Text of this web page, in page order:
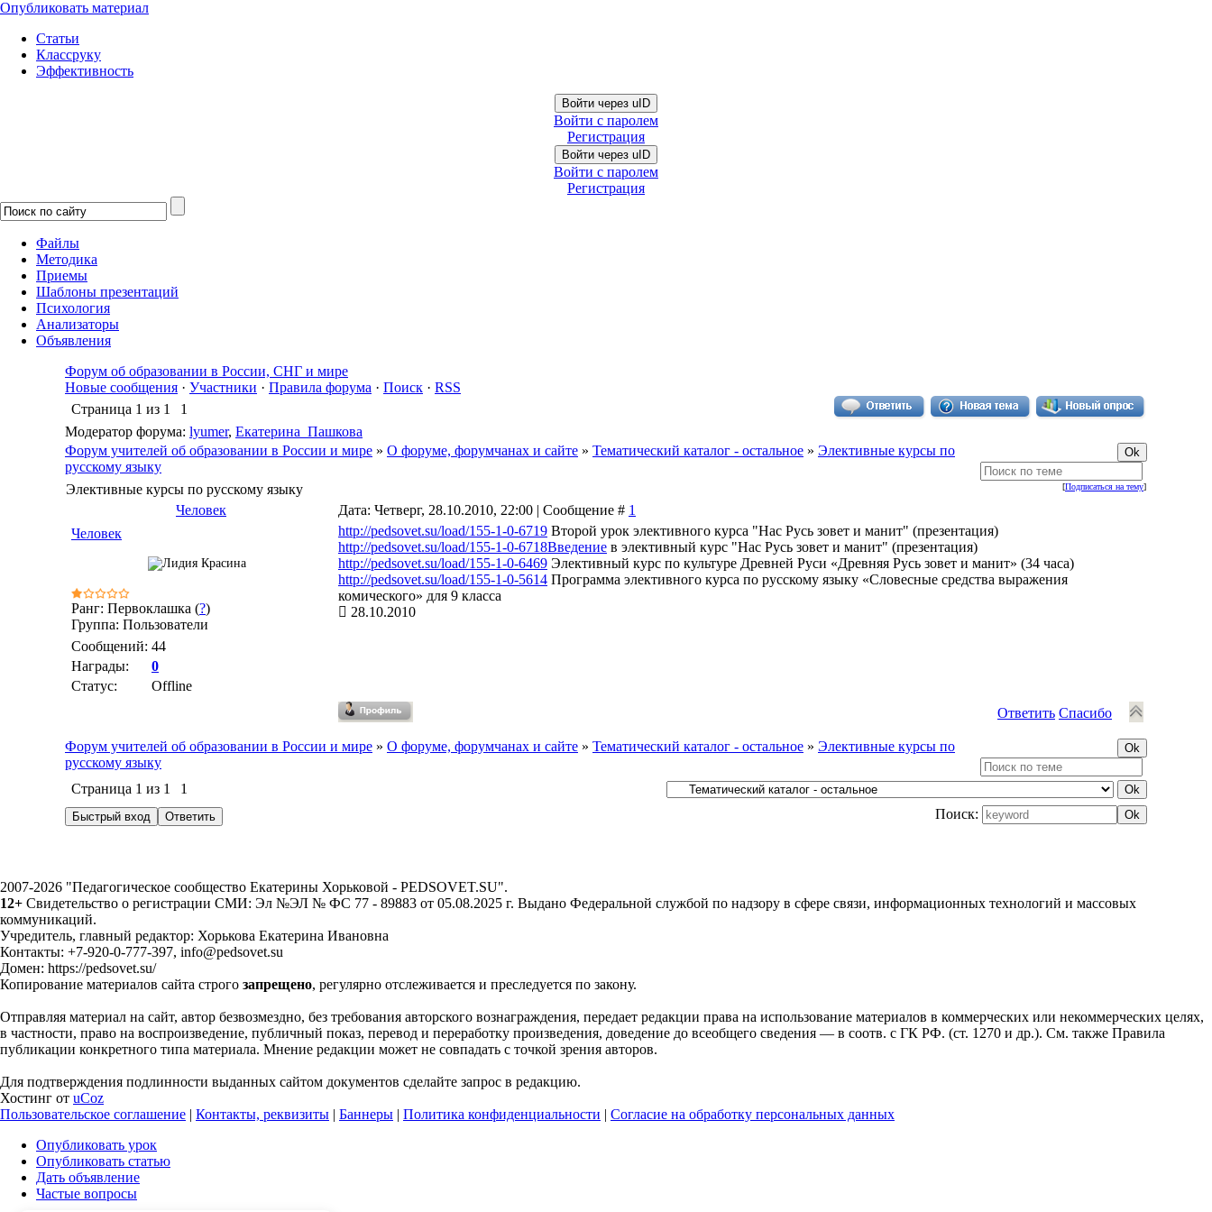
Опубликовать материал
Статьи
Классруку
Эффективность
Войти через uID
Войти с паролем
Регистрация
Войти через uID
Войти с паролем
Регистрация
Файлы
Методика
Приемы
Шаблоны презентаций
Психология
Анализаторы
Объявления
Форум об образовании в России, СНГ и мире
Новые сообщения · Участники · Правила форума · Поиск · RSS
Страница 1 из 1
1
Модератор форума: lyumer, Екатерина_Пашкова
Форум учителей об образовании в России и мире » О форуме, форумчанах и сайте » Тематический каталог - остальное » Элективные курсы по
русскому языку
[Подписаться на тему]
Элективные курсы по русскому языку
Человек
Дата: Четверг, 28.10.2010, 22:00 | Сообщение # 1
Человек
Ранг: Первоклашка (?)
Группа: Пользователи
Сообщений: 44
Награды:
0
Статус:
Offline
http://pedsovet.su/load/155-1-0-6719 Второй урок элективного курса "Нас Русь зовет и манит" (презентация)
http://pedsovet.su/load/155-1-0-6718Введение в элективный курс "Нас Русь зовет и манит" (презентация)
http://pedsovet.su/load/155-1-0-6469 Элективный курс по культуре Древней Руси «Древняя Русь зовет и манит» (34 часа)
http://pedsovet.su/load/155-1-0-5614 Программа элективного курса по русскому языку «Словесные средства выражения
комического» для 9 класса
28.10.2010
Ответить Спасибо
Форум учителей об образовании в России и мире » О форуме, форумчанах и сайте » Тематический каталог - остальное » Элективные курсы по
русскому языку
Страница 1 из 1
1
Поиск:
2007-2026 "Педагогическое сообщество Екатерины Хорьковой - PEDSOVET.SU".
12+ Свидетельство о регистрации СМИ: Эл №ЭЛ № ФС 77 - 89883 от 05.08.2025 г. Выдано Федеральной службой по надзору в сфере связи, информационных технологий и массовых
коммуникаций.
Учредитель, главный редактор: Хорькова Екатерина Ивановна
Контакты: +7-920-0-777-397, info@pedsovet.su
Домен: https://pedsovet.su/
Копирование материалов сайта строго запрещено, регулярно отслеживается и преследуется по закону.
Отправляя материал на сайт, автор безвозмездно, без требования авторского вознаграждения, передает редакции права на использование материалов в коммерческих или некоммерческих целях,
в частности, право на воспроизведение, публичный показ, перевод и переработку произведения, доведение до всеобщего сведения — в соотв. с ГК РФ. (ст. 1270 и др.). См. также Правила
публикации конкретного типа материала. Мнение редакции может не совпадать с точкой зрения авторов.
Для подтверждения подлинности выданных сайтом документов сделайте запрос в редакцию.
Хостинг от uCoz
Пользовательское соглашение | Контакты, реквизиты | Баннеры | Политика конфиденциальности | Согласие на обработку персональных данных
Опубликовать урок
Опубликовать статью
Дать объявление
Частые вопросы